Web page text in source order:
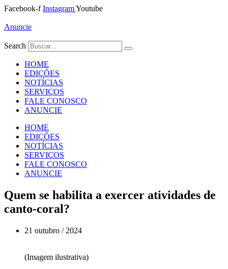
Ir
o
Facebook-f InstagramYoutube
Anuncie
Search
HOME
EDIÇÕES
NOTÍCIAS
SERVIÇOS
FALE CONOSCO
ANUNCIE
HOME
EDIÇÕES
NOTÍCIAS
SERVIÇOS
FALE CONOSCO
ANUNCIE
Quem se habilita a exercer atividades de
canto-coral?
21 outubro / 2024
(Imagem ilustrativa)